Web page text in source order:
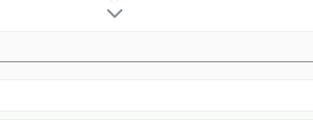
خدمات خشک شویی (لاندری)
و تعداد نفرات می توانید پس از پرداخت در درگاه بانکی، رزرو آنلاین خود را نهایی و واچر هتل را دریافت